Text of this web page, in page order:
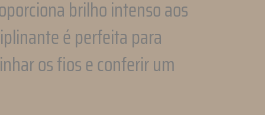
brilho intenso aos
é perfeita para
os fios e conferir um